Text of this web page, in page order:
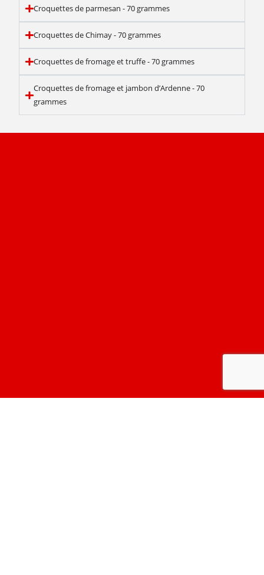
Croquettes de parmesan - 70 grammes
Croquettes de Chimay - 70 grammes
Croquettes de fromage et truffe - 70 grammes
Croquettes de fromage et jambon d’Ardenne - 70
grammes